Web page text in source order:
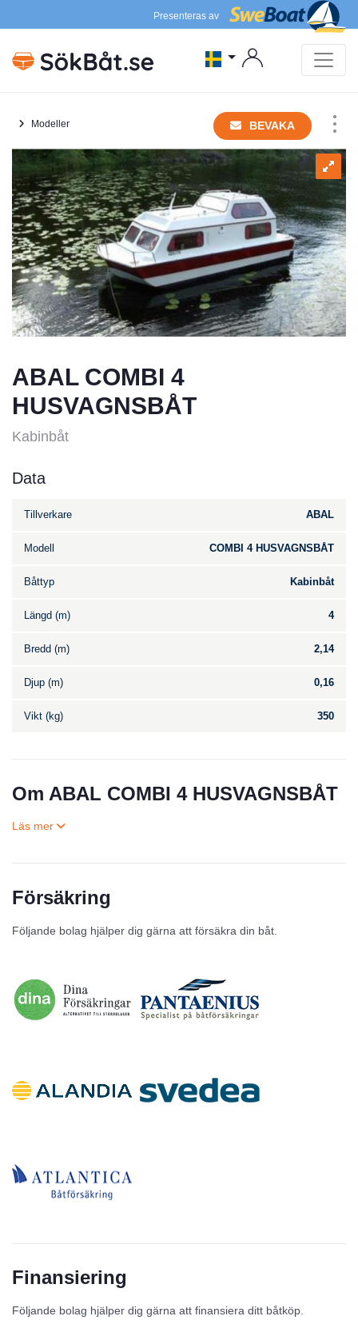
Presenteras av
Modeller BEVAKA
ABAL COMBI 4
HUSVAGNSBÅT
Kabinbåt
Data
Tillverkare ABAL
Modell COMBI 4 HUSVAGNSBÅT
Båttyp Kabinbåt
Längd (m) 4
Bredd (m) 2,14
Djup (m) 0,16
Vikt (kg) 350
Om ABAL COMBI 4 HUSVAGNSBÅT
Försäkring
Följande bolag hjälper dig gärna att försäkra din båt.
Finansiering
Följande bolag hjälper dig gärna att finansiera ditt båtköp.